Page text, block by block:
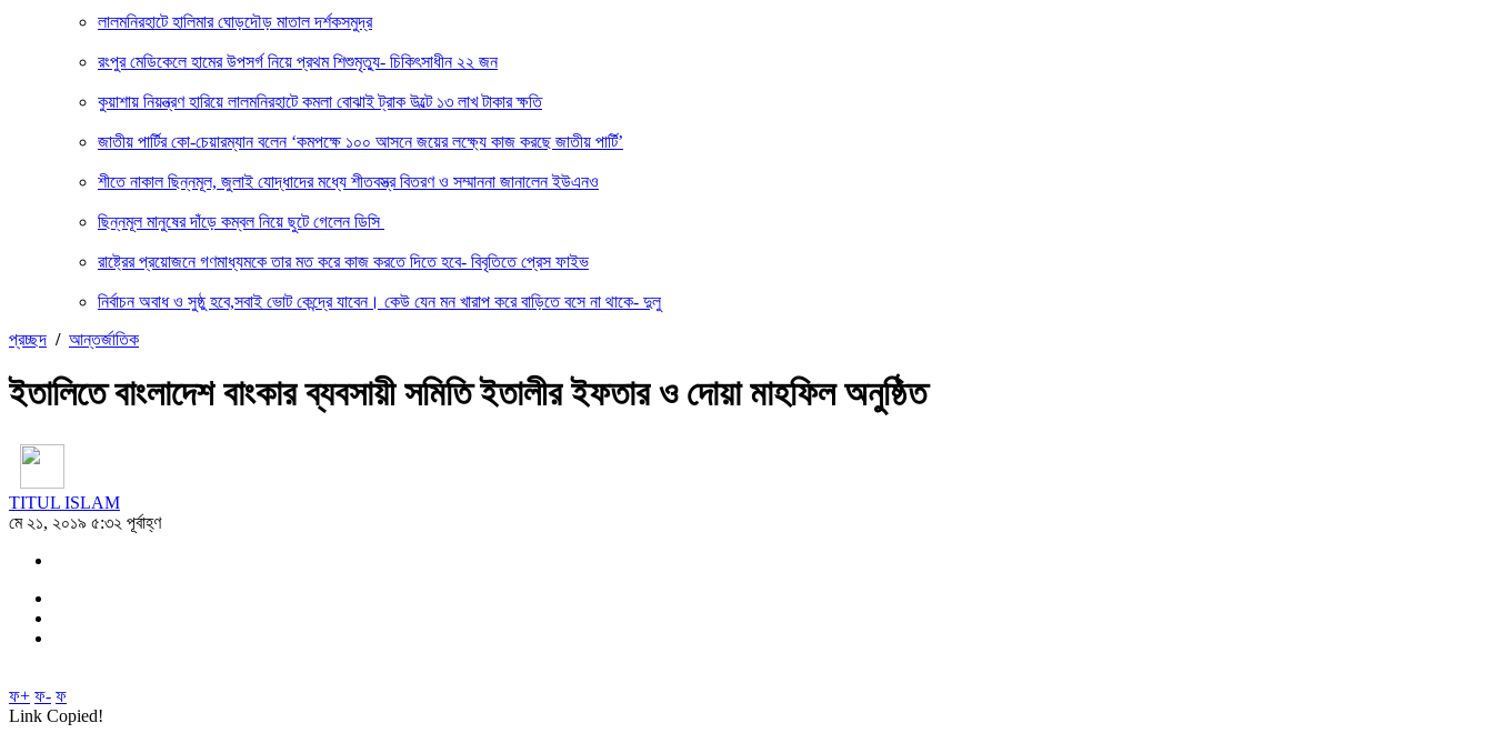
লালমনিরহাটে হালিমার ঘোড়দৌড় মাতাল দর্শকসমুদ্র
রংপুর মেডিকেলে হামের উপসর্গ নিয়ে প্রথম শিশুমৃত্যু- চিকিৎসাধীন ২২ জন
কুয়াশায় নিয়ন্ত্রণ হারিয়ে লালমনিরহাটে কমলা বোঝাই ট্রাক উল্টে ১৩ লাখ টাকার ক্ষতি
জাতীয় পার্টির কো-চেয়ারম্যান বলেন ‘কমপক্ষে ১০০ আসনে জয়ের লক্ষ্যে কাজ করছে জাতীয় পার্টি’
শীতে নাকাল ছিন্নমূল, জুলাই যোদ্ধাদের মধ্যে শীতবস্ত্র বিতরণ ও সম্মাননা জানালেন ইউএনও
ছিন্নমূল মানুষের দাঁড়ে কম্বল নিয়ে ছুটে গেলেন ডিসি
রাষ্ট্রের প্রয়োজনে গণমাধ্যমকে তার মত করে কাজ করতে দিতে হবে- বিবৃতিতে প্রেস ফাইভ
নির্বাচন অবাধ ও সুষ্ঠু হবে,সবাই ভোট কেন্দ্রে যাবেন। কেউ যেন মন খারাপ করে বাড়িতে বসে না থাকে- দুলু
প্রচ্ছদ / আন্তর্জাতিক
ইতালিতে বাংলাদেশ বাংকার ব্যবসায়ী সমিতি ইতালীর ইফতার ও দোয়া মাহফিল অনুষ্ঠিত
TITUL ISLAM
মে ২১, ২০১৯ ৫:৩২ পূর্বাহ্ণ
ফ+ ফ- ফ
Link Copied!